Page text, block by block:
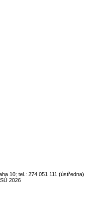
10; tel.: 274 051 111 (ústředna)
2026